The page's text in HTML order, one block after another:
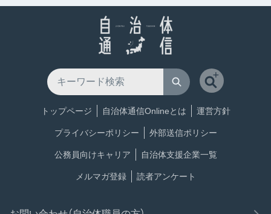
トップページ 自治体通信Onlineとは 運営方針
プライバシーポリシー 外部送信ポリシー
公務員向けキャリア 自治体支援企業一覧
メルマガ登録 読者アンケート